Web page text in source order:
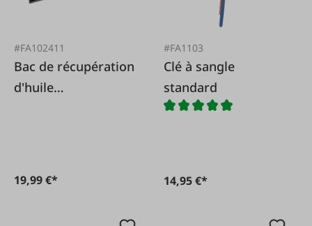
#FA102411
Bac de récupération
d'huile
19,99 €*
#FA1103
Clé à sangle
standard
14,95 €*